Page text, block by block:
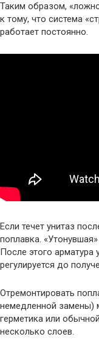
Таким образом,
к тому, что система
работает постоянно.
Если течет унитаз
поплавка.
После этого арматура
регулируется до
Отремонтировать
немедленной замены)
герметика или
несколько слоев.